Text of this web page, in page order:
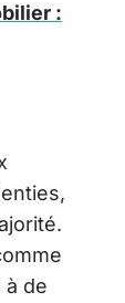
:
à de